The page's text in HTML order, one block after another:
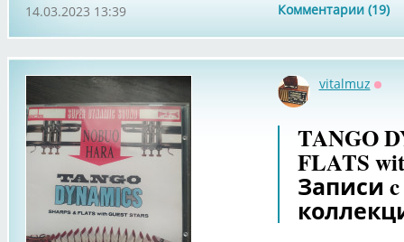
Комментарии (19)
14.03.2023 13:39
vitalmuz
TANGO
FLATS
Записи